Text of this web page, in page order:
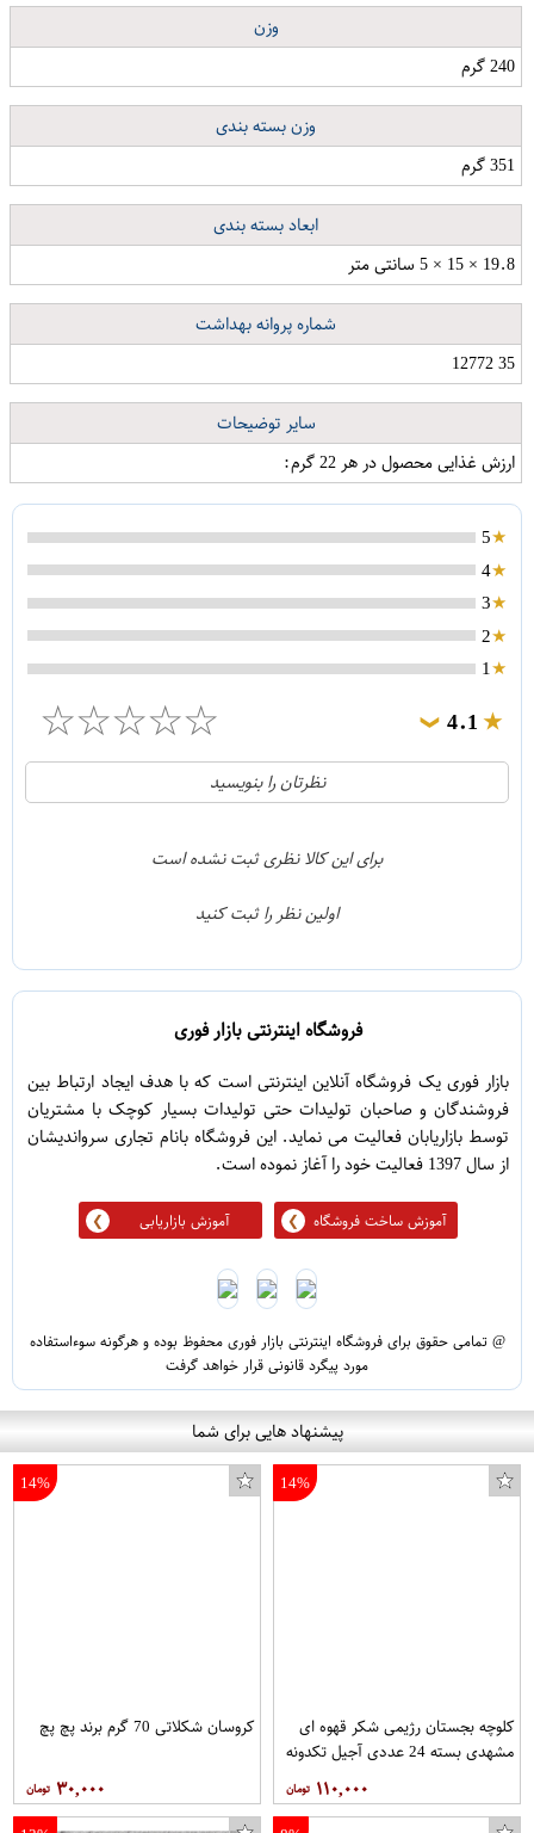
وزن
240 گرم
وزن بسته بندی
351 گرم
ابعاد بسته بندی
19.8 × 15 × 5 سانتی متر
شماره پروانه بهداشت
35 12772
سایر توضیحات
ارزش غذایی محصول در هر 22 گرم:
5
4
3
2
1
4.1
❯
☆
☆
☆
☆
☆
21
1
نظرتان را بنویسید
برای این کالا نظری ثبت نشده است
اولین نظر را ثبت کنید
فروشگاه اینترنتی بازار فوری
بازار فوری یک فروشگاه آنلاین اینترنتی است که با هدف ایجاد ارتباط بین
فروشندگان و صاحبان تولیدات حتی تولیدات بسیار کوچک با مشتریان
توسط بازاریابان فعالیت می نماید. این فروشگاه بانام تجاری سرواندیشان
از سال 1397 فعالیت خود را آغاز نموده است.
آموزش ساخت فروشگاه آموزش بازاریابی
@ تمامی حقوق برای فروشگاه اینترنتی بازار فوری محفوظ بوده و هرگونه سوءاستفاده
مورد پیگرد قانونی قرار خواهد گرفت
پیشنهاد هایی برای شما
14%
کلوچه بجستان رژیمی شکر قهوه ای
مشهدی بسته 24 عددی آجیل تکدونه
۱۱۰,۰۰۰
14%
کروسان شکلاتی 70 گرم برند پچ پچ
۳۰,۰۰۰